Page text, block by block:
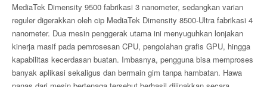
MediaTek Dimensity 9500 fabrikasi 3 nanometer, sedangkan varian
reguler digerakkan oleh cip MediaTek Dimensity 8500-Ultra fabrikasi 4
nanometer. Dua mesin penggerak utama ini menyuguhkan lonjakan
kinerja masif pada pemrosesan CPU, pengolahan grafis GPU, hingga
kapabilitas kecerdasan buatan. Imbasnya, pengguna bisa memproses
banyak aplikasi sekaligus dan bermain gim tanpa hambatan. Hawa